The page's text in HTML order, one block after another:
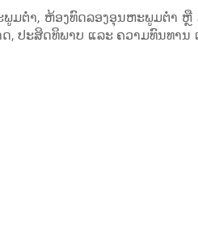
ມຕ່ຳ, ຫ້ອງທົດລອງອຸນຫະພູມຕ່ຳ ຫຼື
, ປະສິດທິພາບ ແລະ ຄວາມທົນທານ